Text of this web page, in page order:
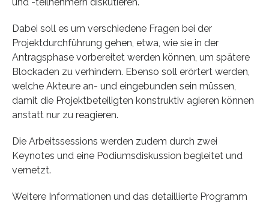
Dabei soll es um verschiedene Fragen bei der
Projektdurchführung gehen, etwa, wie sie in der
Antragsphase vorbereitet werden können, um spätere
Blockaden zu verhindern. Ebenso soll erörtert werden,
welche Akteure an- und eingebunden sein müssen,
damit die Projektbeteiligten konstruktiv agieren können
anstatt nur zu reagieren.
Die Arbeitssessions werden zudem durch zwei
Keynotes und eine Podiumsdiskussion begleitet und
vernetzt.
Weitere Informationen und das detaillierte Programm